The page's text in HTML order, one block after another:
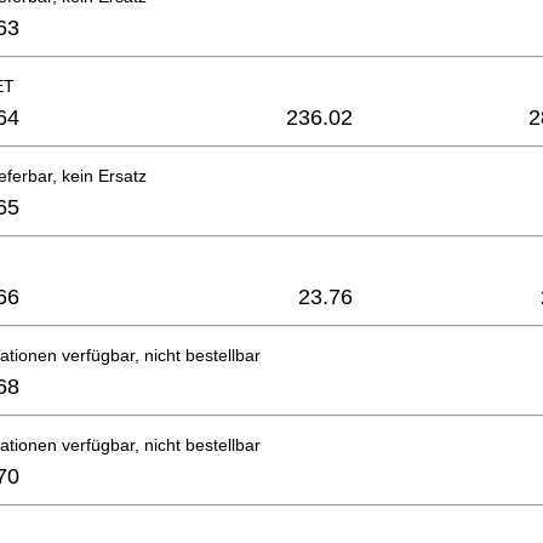
236.02
kein Ersatz
23.76
verfügbar, nicht bestellbar
verfügbar, nicht bestellbar